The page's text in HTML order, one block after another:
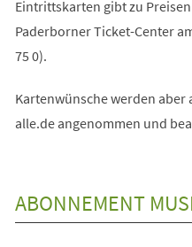
Eintrittskarten gibt zu
Paderborner Ticket-Center
75 0).
Kartenwünsche werden aber
alle deangenommen und
ABONNEMENT